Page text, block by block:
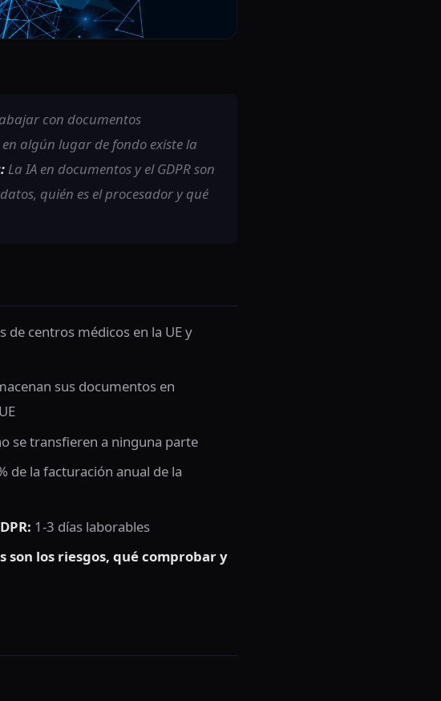
con documentos
algún lugar de fondo existe la
La IA en documentos y el GDPR son
quién es el procesador y qué
centros médicos en la UE y
sus documentos en
se transfieren a ninguna parte
de la facturación anual de la
1-3 días laborables
son los riesgos, qué comprobar y